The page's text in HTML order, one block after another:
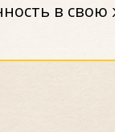
в свою